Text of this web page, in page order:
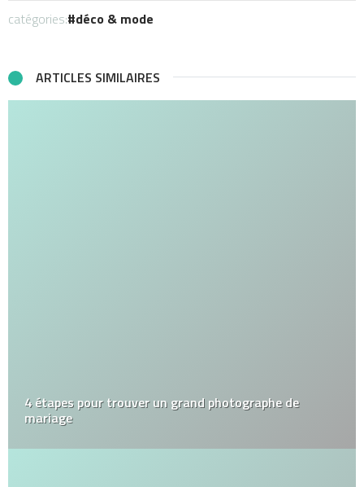
catégories: déco & mode
ARTICLES SIMILAIRES
4 étapes pour trouver un grand photographe de
mariage